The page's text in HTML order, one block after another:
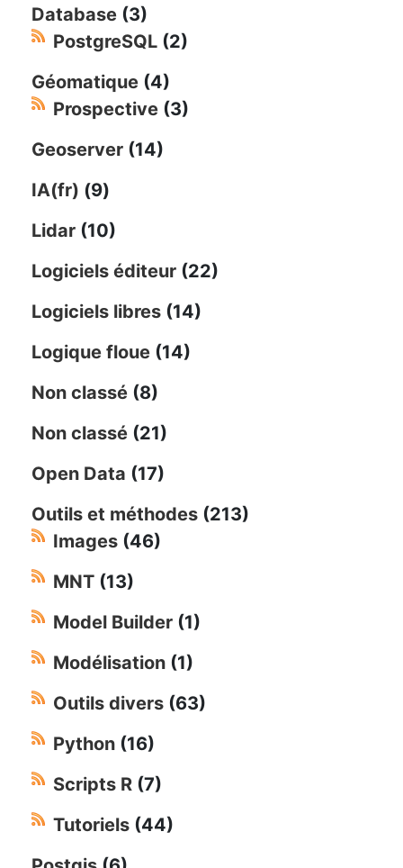
Database (3)
PostgreSQL (2)
Géomatique (4)
Prospective (3)
Geoserver (14)
IA(fr) (9)
Lidar (10)
Logiciels éditeur (22)
Logiciels libres (14)
Logique floue (14)
Non classé (8)
Non classé (21)
Open Data (17)
Outils et méthodes (213)
Images (46)
MNT (13)
Model Builder (1)
Modélisation (1)
Outils divers (63)
Python (16)
Scripts R (7)
Tutoriels (44)